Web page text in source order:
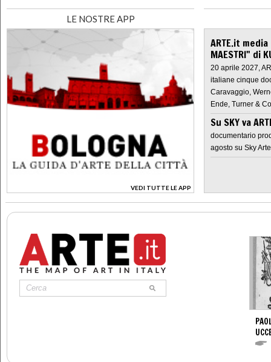
LE NOSTRE APP
VEDI TUTTE LE APP
>
ARTE.it
MAESTRI" di
20 aprile 2027,
italiane cinque
Caravaggio,
Ende, Turner &
Su SKY va
documentario
agosto su Sky Arte